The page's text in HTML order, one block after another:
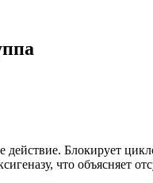
Блокирует
что объясняет